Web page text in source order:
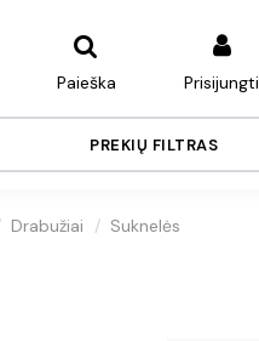
Paieška Prisijungti
PREKIŲ FILTRAS
Drabužiai Suknelės